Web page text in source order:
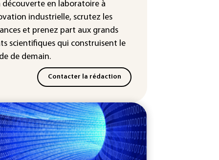
5 d'Anthropic crée de
identités lors d'un test au
Uni
découverte en laboratoire à
industrielle, scrutez les
et prenez part aux grands
scientifiques qui construisent le
de demain.
Contacter la rédaction